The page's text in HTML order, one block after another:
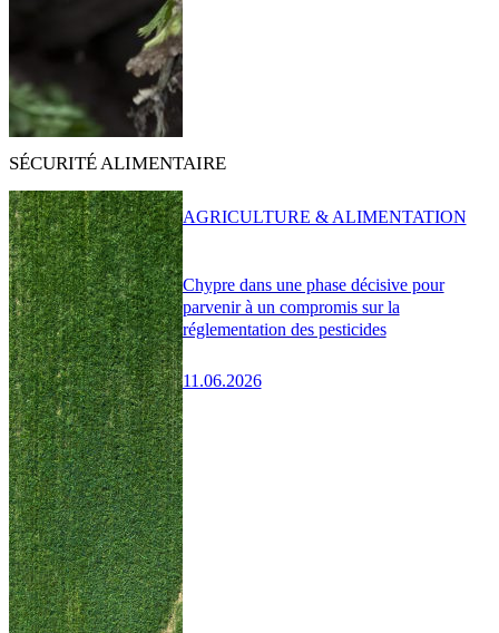
SÉCURITÉ ALIMENTAIRE
Chypre dans une phase décisive pour
parvenir à un compromis sur la
réglementation des pesticides
11.06.2026
AGRICULTURE & ALIMENTATION